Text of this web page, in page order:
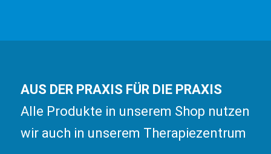
AUS DER PRAXIS FÜR DIE PRAXIS
Alle Produkte in unserem Shop nutzen
wir auch in unserem Therapiezentrum